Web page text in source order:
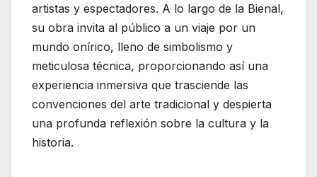
artistas y espectadores. A lo largo de la Bienal,
su obra invita al público a un viaje por un
mundo onírico, lleno de simbolismo y
meticulosa técnica, proporcionando así una
experiencia inmersiva que trasciende las
convenciones del arte tradicional y despierta
una profunda reflexión sobre la cultura y la
historia.